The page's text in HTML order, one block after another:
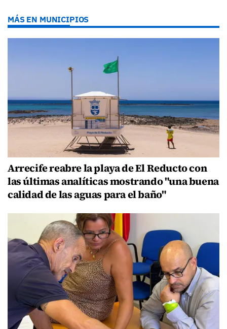
MÁS EN MUNICIPIOS
Arrecife reabre la playa de El Reducto con
las últimas analíticas mostrando "una buena
calidad de las aguas para el baño"